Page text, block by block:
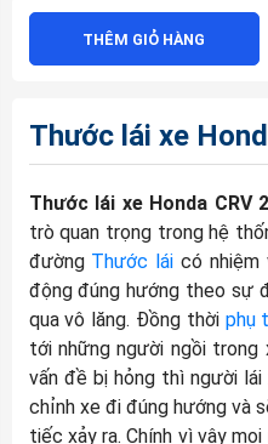
THÊM GIỎ HÀNG
Thước lái xe
Thước lái xe Honda CRV
trò quan trọng trong hệ
đường Thước lái có nhiệm
động đúng hướng theo sự
qua vô lăng. Đồng thời phụ
tới những người ngồi
vấn đề bị hỏng thì người
chỉnh xe đi đúng hướng và
tiếc xảy ra. Chính vì vậy